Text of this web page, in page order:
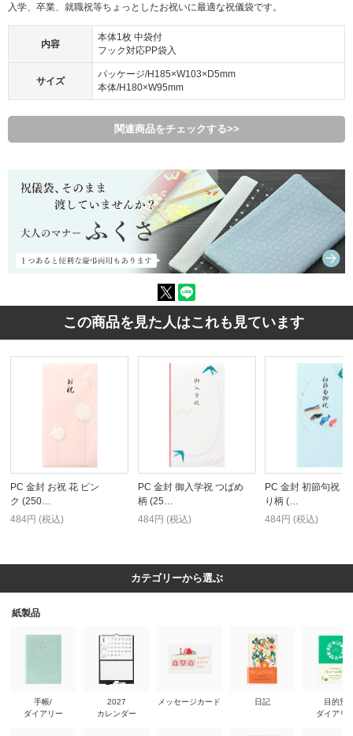
入学、卒業、就職祝等ちょっとしたお祝いに最適な祝儀袋です。
内容
本体1枚 中袋付
フック対応PP袋入
サイズ
パッケージ/H185×W103×D5mm
本体/H180×W95mm
関連商品をチェックする>>
この商品を見た人はこれも見ています
PC 金封 お祝 花 ピン
ク (250…
484円 (税込)
PC 金封 御入学祝 つばめ
柄 (25…
484円 (税込)
PC 金封 初節句祝
り柄 (…
484円 (税込)
カテゴリーから選ぶ
紙製品
手帳/
ダイアリー
2027
カレンダー
メッセージカード 日記
目的別
ダイアリ